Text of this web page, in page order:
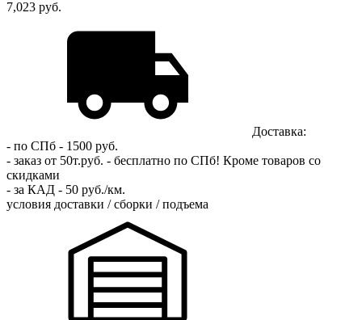
7,023 руб.
Доставка:
- по СПб - 1500 руб.
- заказ от 50т.руб. - бесплатно по СПб! Кроме товаров со
скидками
- за КАД - 50 руб./км.
условия доставки / сборки / подъема